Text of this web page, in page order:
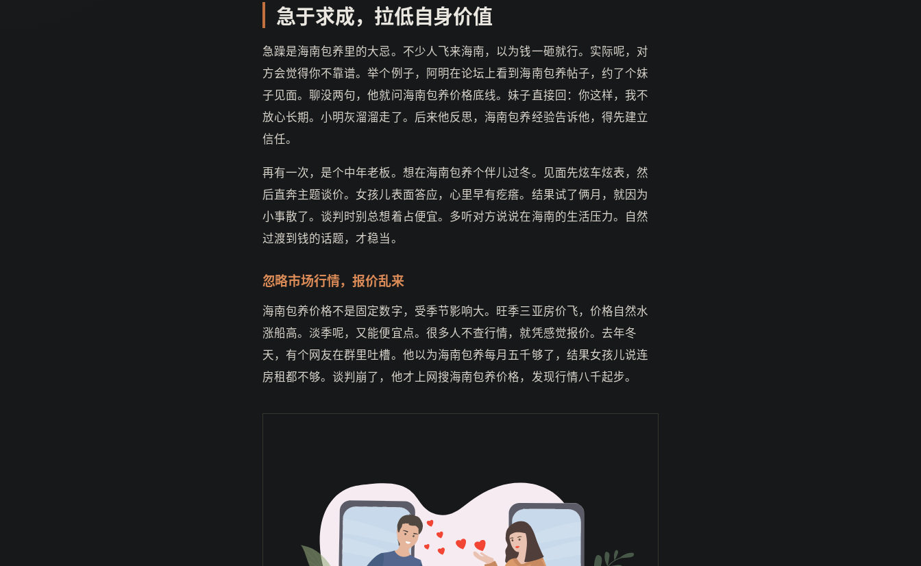
急于求成，拉低自身价值
急躁是海南包养里的大忌。不少人飞来海南，以为钱一砸就行。实际呢，对
方会觉得你不靠谱。举个例子，阿明在论坛上看到海南包养帖子，约了个妹
子见面。聊没两句，他就问海南包养价格底线。妹子直接回：你这样，我不
放心长期。小明灰溜溜走了。后来他反思，海南包养经验告诉他，得先建立
信任。
再有一次，是个中年老板。想在海南包养个伴儿过冬。见面先炫车炫表，然
后直奔主题谈价。女孩儿表面答应，心里早有疙瘩。结果试了俩月，就因为
小事散了。谈判时别总想着占便宜。多听对方说说在海南的生活压力。自然
过渡到钱的话题，才稳当。
忽略市场行情，报价乱来
海南包养价格不是固定数字，受季节影响大。旺季三亚房价飞，价格自然水
涨船高。淡季呢，又能便宜点。很多人不查行情，就凭感觉报价。去年冬
天，有个网友在群里吐槽。他以为海南包养每月五千够了，结果女孩儿说连
房租都不够。谈判崩了，他才上网搜海南包养价格，发现行情八千起步。